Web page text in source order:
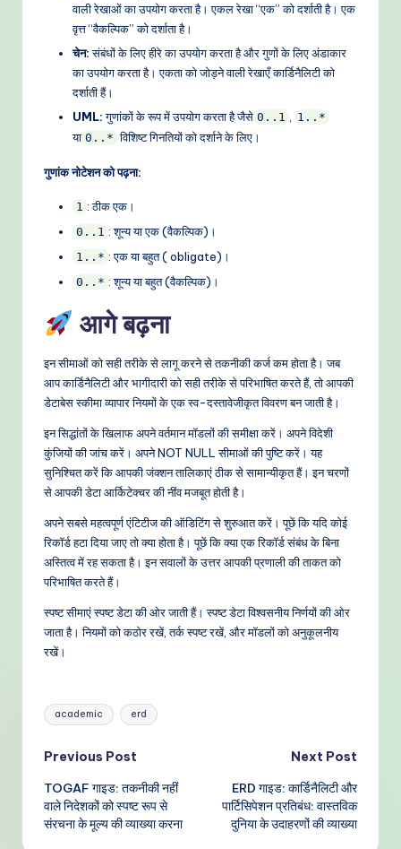
वाली रेखाओं का उपयोग करता है। एकल रेखा “एक” को दर्शाती है। एक
वृत्त “वैकल्पिक” को दर्शाता है।
चेन:संबंधों के लिए हीरे का उपयोग करता है और गुणों के लिए अंडाकार
का उपयोग करता है। एकता को जोड़ने वाली रेखाएँ कार्डिनैलिटी को
दर्शाती हैं।
UML:गुणांकों के रूप में उपयोग करता है जैसे 0..1 1..*
या 0..* विशिष्ट गिनतियों को दर्शाने के लिए।
गुणांक नोटेशन को पढ़ना:
1 : ठीक एक।
0..1 : शून्य या एक (वैकल्पिक)।
1..* : एक या बहुत ( obligate)।
0..* : शून्य या बहुत (वैकल्पिक)।
आगे बढ़ना
इन सीमाओं को सही तरीके से लागू करने से तकनीकी कर्ज कम होता है। जब
आप कार्डिनैलिटी और भागीदारी को सही तरीके से परिभाषित करते हैं, तो आपकी
डेटाबेस स्कीमा व्यापार नियमों के एक स्व-दस्तावेजीकृत विवरण बन जाती है।
इन सिद्धांतों के खिलाफ अपने वर्तमान मॉडलों की समीक्षा करें। अपने विदेशी
कुंजियों की जांच करें। अपने NOT NULL सीमाओं की पुष्टि करें। यह
सुनिश्चित करें कि आपकी जंक्शन तालिकाएं ठीक से सामान्यीकृत हैं। इन चरणों
से आपकी डेटा आर्किटेक्चर की नींव मजबूत होती है।
अपने सबसे महत्वपूर्ण एंटिटीज की ऑडिटिंग से शुरुआत करें। पूछें कि यदि कोई
रिकॉर्ड हटा दिया जाए तो क्या होता है। पूछें कि क्या एक रिकॉर्ड संबंध के बिना
अस्तित्व में रह सकता है। इन सवालों के उत्तर आपकी प्रणाली की ताकत को
परिभाषित करते हैं।
स्पष्ट सीमाएं स्पष्ट डेटा की ओर जाती हैं। स्पष्ट डेटा विश्वसनीय निर्णयों की ओर
जाता है। नियमों को कठोर रखें, तर्क स्पष्ट रखें, और मॉडलों को अनुकूलनीय
रखें।
Tags:
academic erd
Post
navigation
Previous Post
TOGAF गाइड: तकनीकी नहीं
वाले निदेशकों को स्पष्ट रूप से
संरचना के मूल्य की व्याख्या करना
Next Post
ERD गाइड: कार्डिनैलिटी और
पार्टिसिपेशन प्रतिबंध: वास्तविक
दुनिया के उदाहरणों की व्याख्या